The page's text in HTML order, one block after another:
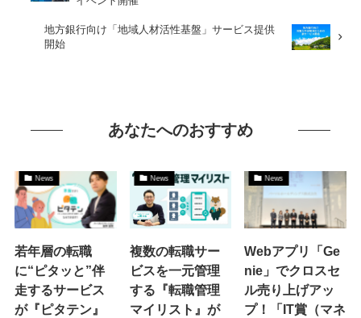
地方銀行向け「地域人材活性基盤」サービス提供
開始
あなたへのおすすめ
News
若年層の転職
に“ピタッと”伴
走するサービス
が『ピタテン』
News
複数の転職サー
ビスを一元管理
する『転職管理
マイリスト』が
News
Webアプリ「Ge
nie」でクロスセ
ル売り上げアッ
プ！「IT賞（マネ